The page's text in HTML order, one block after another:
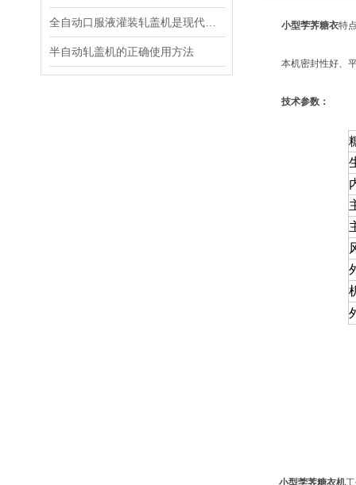
半自动轧盖机的正确使用方法
小型茡荠糖衣特
本机密封性好、平
技术参数：
小型茡荠糖衣机